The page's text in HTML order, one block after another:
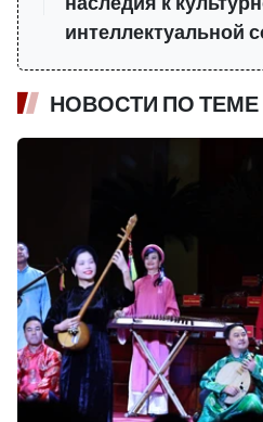
интеллектуальной
НОВОСТИ ПО ТЕМЕ